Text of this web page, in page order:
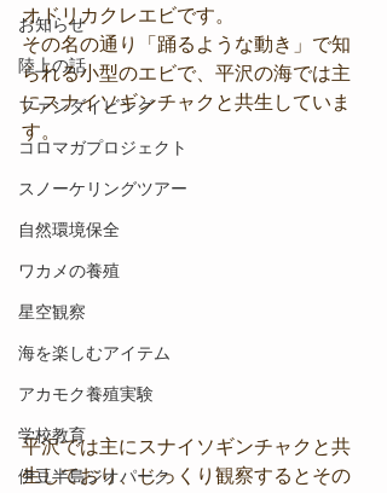
お知らせ
陸上の話
ファンダイビング
コロマガプロジェクト
スノーケリングツアー
自然環境保全
ワカメの養殖
星空観察
海を楽しむアイテム
アカモク養殖実験
学校教育
伊豆半島ジオパーク
オドリカクレエビです。
その名の通り「踊るような動き」で知
られる小型のエビで、平沢の海では主
にスナイソギンチャクと共生していま
す。
平沢では主にスナイソギンチャクと共
生しており、じっくり観察するとその